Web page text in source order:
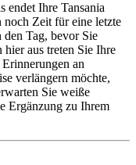
endet Ihre Tansania
noch Zeit für eine letzte
den Tag, bevor Sie
aus treten Sie Ihre
an
verlängern möchte,
Sie weiße
Ergänzung zu Ihrem